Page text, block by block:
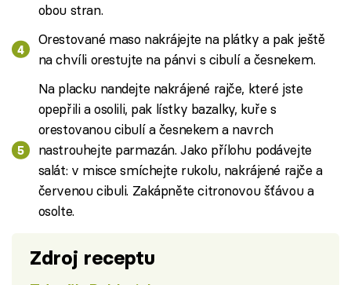
obou stran.
Orestované maso nakrájejte na plátky a pak ještě
na chvíli orestujte na pánvi s cibulí a česnekem.
Na placku nandejte nakrájené rajče, které jste
opepřili a osolili, pak lístky bazalky, kuře s
orestovanou cibulí a česnekem a navrch
nastrouhejte parmazán. Jako přílohu podávejte
salát: v misce smíchejte rukolu, nakrájené rajče a
červenou cibuli. Zakápněte citronovou šťávou a
osolte.
Zdroj receptu